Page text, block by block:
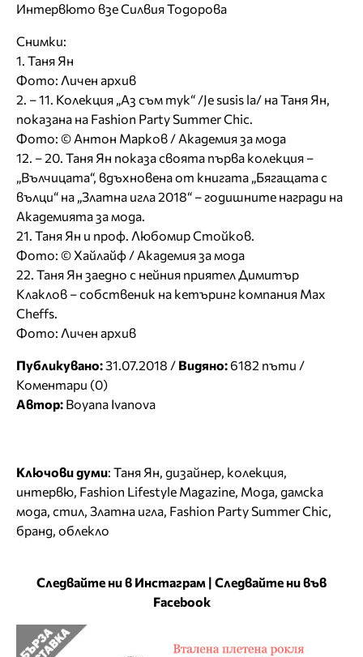
Интервюто взе Силвия Тодорова
Снимки:
1. Таня Ян
Фото: Личен архив
2. – 11. Колекция „Аз съм тук“ /Je susis la/ на Таня Ян,
показана на Fashion Party Summer Chic.
Фото: © Антон Марков / Академия за мода
12. – 20. Таня Ян показа своята първа колекция –
„Вълчицата“, вдъхновена от книгата „Бягащата с
вълци“ на „Златна игла 2018“ – годишните награди на
Академията за мода.
21. Таня Ян и проф. Любомир Стойков.
Фото: © Хайлайф / Академия за мода
22. Таня Ян заедно с нейния приятел Димитър
Клаклов – собственик на кетъринг компания Max
Cheffs.
Фото: Личен архив
Публикувано:31.07.2018 / Видяно:6182 пъти /
Коментари (0)
Автор: Boyana Ivanova
Ключови думи: Таня Ян, дизайнер, колекция,
интервю, Fashion Lifestyle Magazine, Мода, дамска
мода, стил, Златна игла, Fashion Party Summer Chic,
бранд, облекло
Следвайте ни в Инстаграм | Следвайте ни във
Facebook